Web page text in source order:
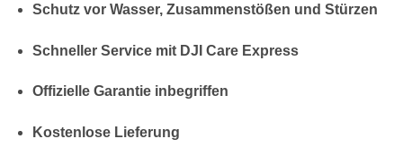
Schutz vor Wasser, Zusammenstößen und Stürzen
Schneller Service mit DJI Care Express
Offizielle Garantie inbegriffen
Kostenlose Lieferung